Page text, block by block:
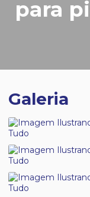
para
Galeria